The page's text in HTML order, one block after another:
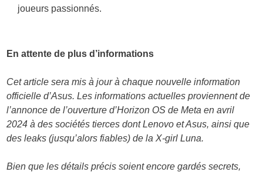
joueurs passionnés.
En attente de plus d’informations
Cet article sera mis à jour à chaque nouvelle information
officielle d’Asus. Les informations actuelles proviennent de
l’annonce de l’ouverture d’Horizon OS de Meta en avril
2024 à des sociétés tierces dont Lenovo et Asus, ainsi que
des leaks (jusqu’alors fiables) de la X-girl Luna.
Bien que les détails précis soient encore gardés secrets,